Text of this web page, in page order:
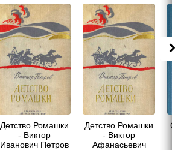
Детство Ромашки
- Виктор
Иванович Петров
Детство Ромашки
- Виктор
Афанасьевич